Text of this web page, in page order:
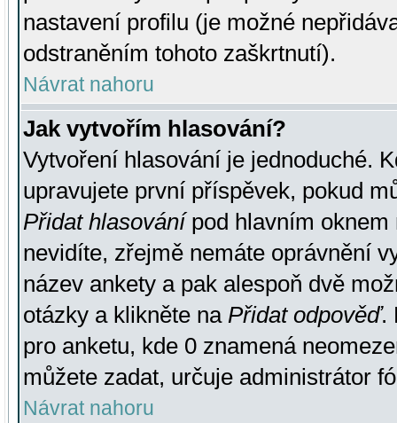
nastavení profilu (je možné
odstraněním tohoto zaškrtnutí).
Návrat nahoru
Jak vytvořím hlasování?
Vytvoření hlasování je jednoduché.
upravujete první příspěvek, pokud
Přidat hlasovánípod hlavním oknem
nevidíte, zřejmě nemáte oprávnění
název ankety a pak alespoň dvě
otázky a klikněte na Přidat odpověď.
pro anketu, kde 0 znamená
můžete zadat, určuje administrátor
Návrat nahoru